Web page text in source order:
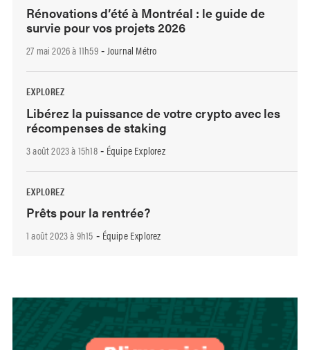
Rénovations d’été à Montréal : le guide de
survie pour vos projets 2026
27 mai 2026 à 11h59- Journal Métro
EXPLOREZ
Libérez la puissance de votre crypto avec les
récompenses de staking
3 août 2023 à 15h18- Équipe Explorez
EXPLOREZ
Prêts pour la rentrée?
1 août 2023 à 9h15 - Équipe Explorez